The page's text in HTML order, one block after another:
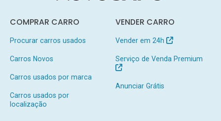
COMPRAR CARRO
Procurar carros usados
Carros Novos
Carros usados por marca
Carros usados por
localização
VENDER CARRO
Vender em 24h
Serviço de Venda Premium
Anunciar Grátis